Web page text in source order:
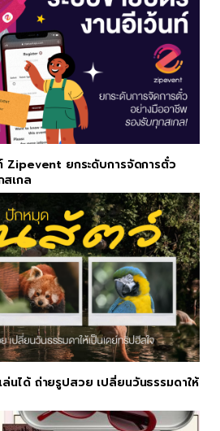
Zipevent ยกระดับการจัดการตั๋ว
เกล
นได้ ถ่ายรูปสวย เปลี่ยนวันธรรมดาให้